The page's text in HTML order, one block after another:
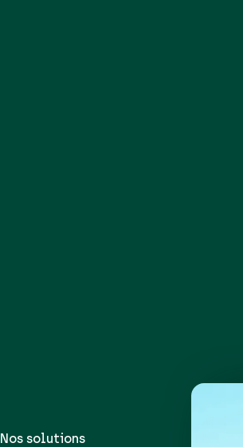
Nos solutions